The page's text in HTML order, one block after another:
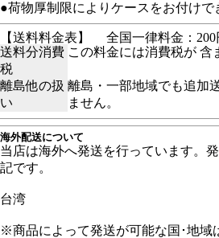
●荷物厚制限によりケースをお付け
【送料料金表】
全国一律料金：200
送料分消費
税
この料金には消費税が 含
離島他の扱
い
離島・一部地域でも追加
ません。
海外配送について
当店は海外へ発送を行っています。
記です。
台湾
※商品によって発送が可能な国･地域